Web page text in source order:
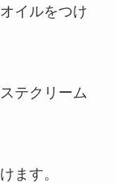
イルをつけ
テクリーム
ます。